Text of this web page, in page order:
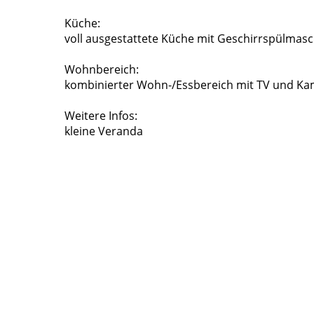
Küche:
voll ausgestattete Küche mit
Wohnbereich:
kombinierter Wohn-/Essbereich mit TV und
Weitere Infos:
kleine Veranda